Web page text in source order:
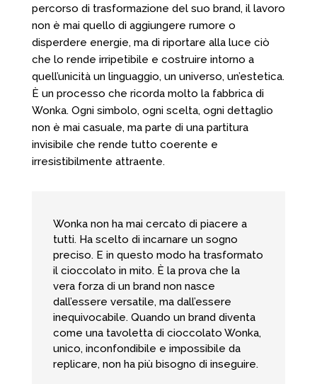
percorso di trasformazione del suo brand, il lavoro
non è mai quello di aggiungere rumore o
disperdere energie, ma di riportare alla luce ciò
che lo rende irripetibile e costruire intorno a
quell’unicità un linguaggio, un universo, un’estetica.
È un processo che ricorda molto la fabbrica di
Wonka. Ogni simbolo, ogni scelta, ogni dettaglio
non è mai casuale, ma parte di una partitura
invisibile che rende tutto coerente e
irresistibilmente attraente.
Wonka non ha mai cercato di piacere a
tutti. Ha scelto di incarnare un sogno
preciso. E in questo modo ha trasformato
il cioccolato in mito. È la prova che la
vera forza di un brand non nasce
dall’essere versatile, ma dall’essere
inequivocabile. Quando un brand diventa
come una tavoletta di cioccolato Wonka,
unico, inconfondibile e impossibile da
replicare, non ha più bisogno di inseguire.